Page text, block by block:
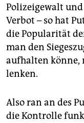
verlag
veranstaltungen
shop
fragen & hilfe
abo
Polizeigewalt
Verbot – so hat
die Popularität
man den
aufhalten könne,
lenken.
Also ran an des
die Kontrolle